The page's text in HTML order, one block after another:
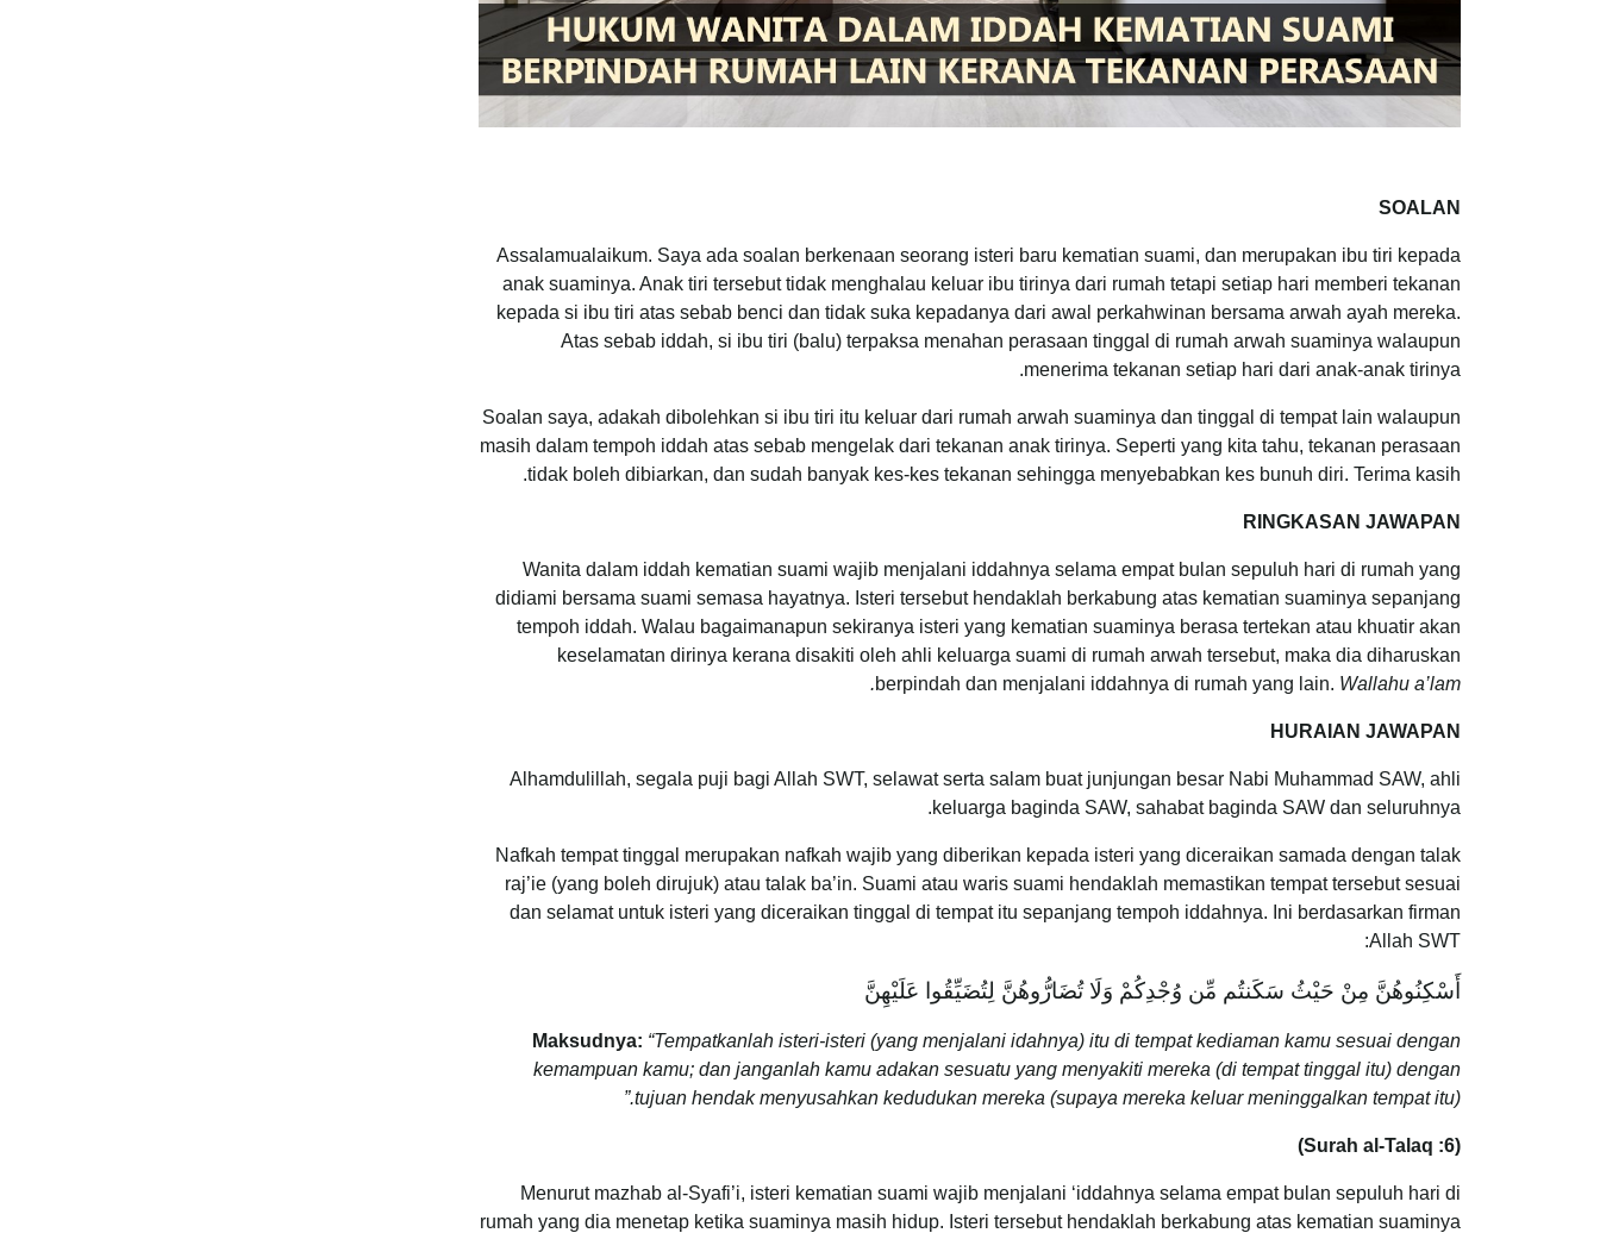
SOALAN
Assalamualaikum. Saya ada soalan berkenaan seorang isteri baru kematian suami, dan merupakan ibu tiri kepada
anak suaminya. Anak tiri tersebut tidak menghalau keluar ibu tirinya dari rumah tetapi setiap hari memberi tekanan
kepada si ibu tiri atas sebab benci dan tidak suka kepadanya dari awal perkahwinan bersama arwah ayah mereka.
Atas sebab iddah, si ibu tiri (balu) terpaksa menahan perasaan tinggal di rumah arwah suaminya walaupun
menerima tekanan setiap hari dari anak-anak tirinya.
Soalan saya, adakah dibolehkan si ibu tiri itu keluar dari rumah arwah suaminya dan tinggal di tempat lain walaupun
masih dalam tempoh iddah atas sebab mengelak dari tekanan anak tirinya. Seperti yang kita tahu, tekanan perasaan
tidak boleh dibiarkan, dan sudah banyak kes-kes tekanan sehingga menyebabkan kes bunuh diri. Terima kasih.
RINGKASAN JAWAPAN
Wanita dalam iddah kematian suami wajib menjalani iddahnya selama empat bulan sepuluh hari di rumah yang
didiami bersama suami semasa hayatnya. Isteri tersebut hendaklah berkabung atas kematian suaminya sepanjang
tempoh iddah. Walau bagaimanapun sekiranya isteri yang kematian suaminya berasa tertekan atau khuatir akan
keselamatan dirinya kerana disakiti oleh ahli keluarga suami di rumah arwah tersebut, maka dia diharuskan
berpindah dan menjalani iddahnya di rumah yang lain. Wallahu a’lam.
HURAIAN JAWAPAN
Alhamdulillah, segala puji bagi Allah SWT, selawat serta salam buat junjungan besar Nabi Muhammad SAW, ahli
keluarga baginda SAW, sahabat baginda SAW dan seluruhnya.
Nafkah tempat tinggal merupakan nafkah wajib yang diberikan kepada isteri yang diceraikan samada dengan talak
raj’ie (yang boleh dirujuk) atau talak ba’in. Suami atau waris suami hendaklah memastikan tempat tersebut sesuai
dan selamat untuk isteri yang diceraikan tinggal di tempat itu sepanjang tempoh iddahnya. Ini berdasarkan firman
Allah SWT:
أَسْكِنُوهُنَّ مِنْ حَيْثُ سَكَنتُم مِّن وُجْدِكُمْ وَلَا تُضَارُّوهُنَّ لِتُضَيِّقُوا عَلَيْهِنَّ
Maksudnya: “Tempatkanlah isteri-isteri (yang menjalani idahnya) itu di tempat kediaman kamu sesuai dengan
kemampuan kamu; dan janganlah kamu adakan sesuatu yang menyakiti mereka (di tempat tinggal itu) dengan
tujuan hendak menyusahkan kedudukan mereka (supaya mereka keluar meninggalkan tempat itu).”
(Surah al-Talaq :6)
Menurut mazhab al-Syafi’i, isteri kematian suami wajib menjalani ‘iddahnya selama empat bulan sepuluh hari di
rumah yang dia menetap ketika suaminya masih hidup. Isteri tersebut hendaklah berkabung atas kematian suaminya